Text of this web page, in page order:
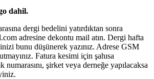
dahil.
dergi bedelini yatırdıktan sonra
adresine dekontu mail atın. Dergi hafta
bunu düşünerek yazınız. Adrese GSM
Fatura kesimi için şahısa
numarasını, şirket veya derneğe yapılacaksa